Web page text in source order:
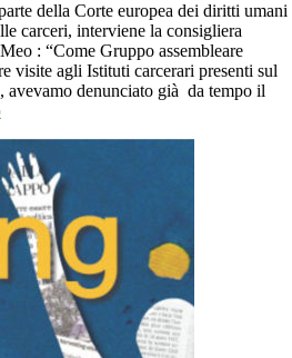
della Corte europea dei diritti umani
carceri, interviene la consigliera
: “Come Gruppo assembleare
visite agli Istituti carcerari presenti sul
denunciato già da tempo il